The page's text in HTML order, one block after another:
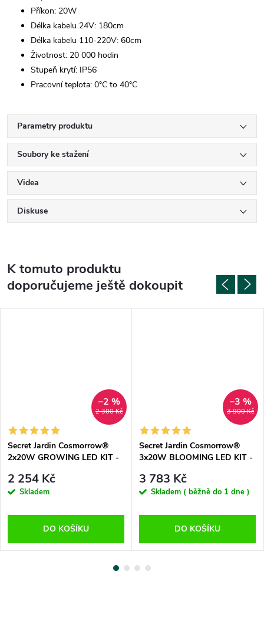
Příkon: 20W
Délka kabelu 24V: 180cm
Délka kabelu 110-220V: 60cm
Životnost: 20 000 hodin
Stupeň krytí: IP56
Pracovní teplota: 0°C to 40°C
Parametry produktu
Soubory ke stažení
Videa
Diskuse
K tomuto produktu
doporučujeme ještě dokoupit
2 300 Kč
–2 %
Secret Jardin Cosmorrow®
2x20W GROWING LED KIT -
2 254 Kč
Skladem
DO KOŠÍKU
3 900 Kč
–3 %
Secret Jardin Cosmorrow®
3x20W BLOOMING LED KIT -
3 783 Kč
Skladem ( běžně do 1 dne )
DO KOŠÍKU